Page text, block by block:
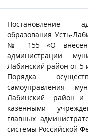
Постановление
образования Усть-
№ 155 «О
администрации
Лабинский район от
Порядка
самоуправления
Лабинский район и
казенными
главных
системы Российской